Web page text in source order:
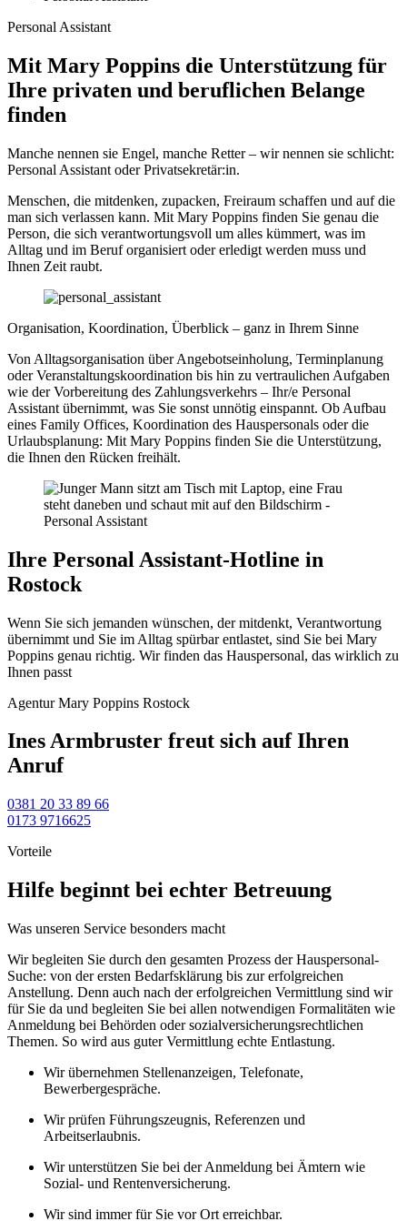
Personal Assistant
Mit Mary Poppins die Unterstützung für
Ihre privaten und beruflichen Belange
finden
Manche nennen sie Engel, manche Retter – wir nennen sie schlicht:
Personal Assistant oder Privatsekretär:in.
Menschen, die mitdenken, zupacken, Freiraum schaffen und auf die
man sich verlassen kann. Mit Mary Poppins finden Sie genau die
Person, die sich verantwortungsvoll um alles kümmert, was im
Alltag und im Beruf organisiert oder erledigt werden muss und
Ihnen Zeit raubt.
Organisation, Koordination, Überblick – ganz in Ihrem Sinne
Von Alltagsorganisation über Angebotseinholung, Terminplanung
oder Veranstaltungskoordination bis hin zu vertraulichen Aufgaben
wie der Vorbereitung des Zahlungsverkehrs – Ihr/e Personal
Assistant übernimmt, was Sie sonst unnötig einspannt. Ob Aufbau
eines Family Offices, Koordination des Hauspersonals oder die
Urlaubsplanung: Mit Mary Poppins finden Sie die Unterstützung,
die Ihnen den Rücken freihält.
Ihre Personal Assistant-Hotline in
Rostock
Wenn Sie sich jemanden wünschen, der mitdenkt, Verantwortung
übernimmt und Sie im Alltag spürbar entlastet, sind Sie bei Mary
Poppins genau richtig. Wir finden das Hauspersonal, das wirklich zu
Ihnen passt
Agentur Mary Poppins Rostock
Ines Armbruster freut sich auf Ihren
Anruf
0381 20 33 89 66
0173 9716625
Vorteile
Hilfe beginnt bei echter Betreuung
Was unseren Service besonders macht
Wir begleiten Sie durch den gesamten Prozess der Hauspersonal-
Suche: von der ersten Bedarfsklärung bis zur erfolgreichen
Anstellung. Denn auch nach der erfolgreichen Vermittlung sind wir
für Sie da und begleiten Sie bei allen notwendigen Formalitäten wie
Anmeldung bei Behörden oder sozialversicherungsrechtlichen
Themen. So wird aus guter Vermittlung echte Entlastung.
Wir übernehmen Stellenanzeigen, Telefonate,
Bewerbergespräche.
Wir prüfen Führungszeugnis, Referenzen und
Arbeitserlaubnis.
Wir unterstützen Sie bei der Anmeldung bei Ämtern wie
Sozial- und Rentenversicherung.
Wir sind immer für Sie vor Ort erreichbar.